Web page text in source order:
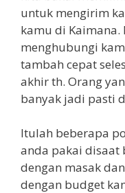
untuk mengirim
kamu di Kaimana.
menghubungi
tambah cepat
akhir th. Orang
banyak jadi pasti
Itulah beberapa
anda pakai disaat
dengan masak
dengan budget